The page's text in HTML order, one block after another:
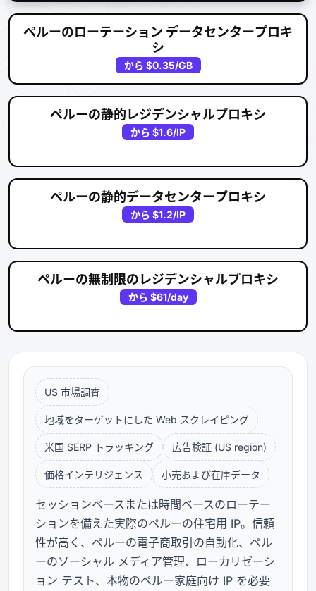
ペルーのローテーション データセンタープロキ
シ
から $0.35/GB
ペルーの静的レジデンシャルプロキシ
から $1.6/IP
ペルーの静的データセンタープロキシ
から $1.2/IP
ペルーの無制限のレジデンシャルプロキシ
から $61/day
US 市場調査
地域をターゲットにした Web スクレイピング
米国 SERP トラッキング 広告検証 (US region)
価格インテリジェンス 小売および在庫データ
セッションベースまたは時間ベースのローテー
ションを備えた実際のペルーの住宅用 IP。信頼
性が高く、ペルーの電子商取引の自動化、ペル
ーのソーシャル メディア管理、ローカリゼーシ
ョン テスト、本物のペルー家庭向け IP を必要